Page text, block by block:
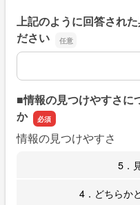
上記のように回答され
ださい
上記のように回答され
■情報の見つけやすさに
か
情報の見つけやすさ
5．
4．どちらか